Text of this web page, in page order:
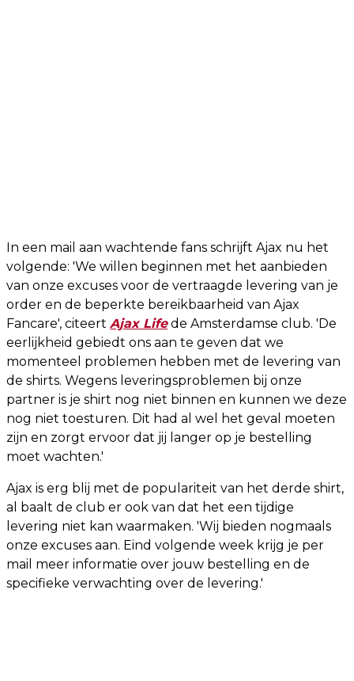
In een mail aan wachtende fans schrijft Ajax nu het
volgende: 'We willen beginnen met het aanbieden
van onze excuses voor de vertraagde levering van je
order en de beperkte bereikbaarheid van Ajax
Fancare', citeert Ajax Lifede Amsterdamse club. 'De
eerlijkheid gebiedt ons aan te geven dat we
momenteel problemen hebben met de levering van
de shirts. Wegens leveringsproblemen bij onze
partner is je shirt nog niet binnen en kunnen we deze
nog niet toesturen. Dit had al wel het geval moeten
zijn en zorgt ervoor dat jij langer op je bestelling
moet wachten.'
Ajax is erg blij met de populariteit van het derde shirt,
al baalt de club er ook van dat het een tijdige
levering niet kan waarmaken. 'Wij bieden nogmaals
onze excuses aan. Eind volgende week krijg je per
mail meer informatie over jouw bestelling en de
specifieke verwachting over de levering.'